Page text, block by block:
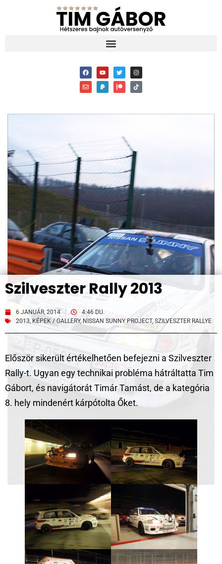
Szilveszter Rally 2013
6 JANUÁR, 2014
4:46 DU.
2013, KÉPEK / GALLERY, NISSAN SUNNY PROJECT, SZILVESZTER RALLYE
Először sikerült értékelhetően befejezni a Szilveszter
Rally-t. Ugyan egy technikai probléma hátráltatta Tim
Gábort, és navigátorát Timár Tamást, de a kategória
8. hely mindenért kárpótolta Őket.